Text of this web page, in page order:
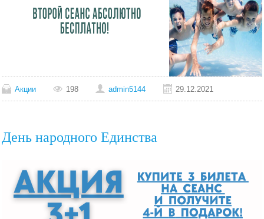
Акции 198 admin5144 29.12.2021
День народного Единства